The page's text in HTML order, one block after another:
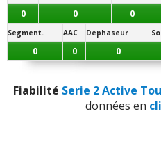
Couple
Consommation
0 0 0
Segment. AAC Dephaseur
0 0 0
Fiabilité Serie 2 Active
données en